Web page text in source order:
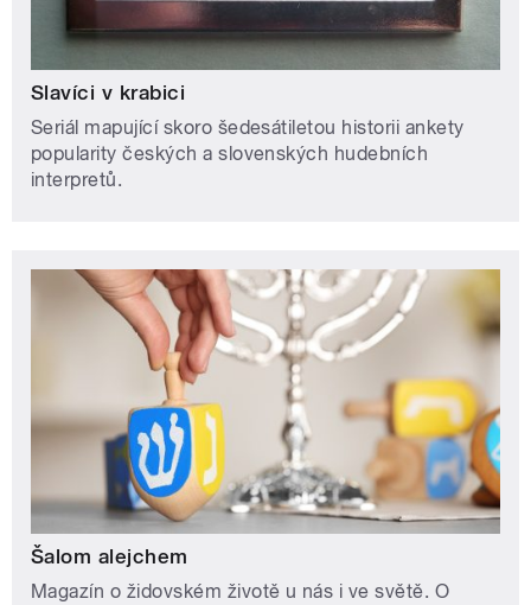
Slavíci v krabici
Seriál mapující skoro šedesátiletou historii ankety
popularity českých a slovenských hudebních
interpretů.
Šalom alejchem
Magazín o židovském životě u nás i ve světě. O